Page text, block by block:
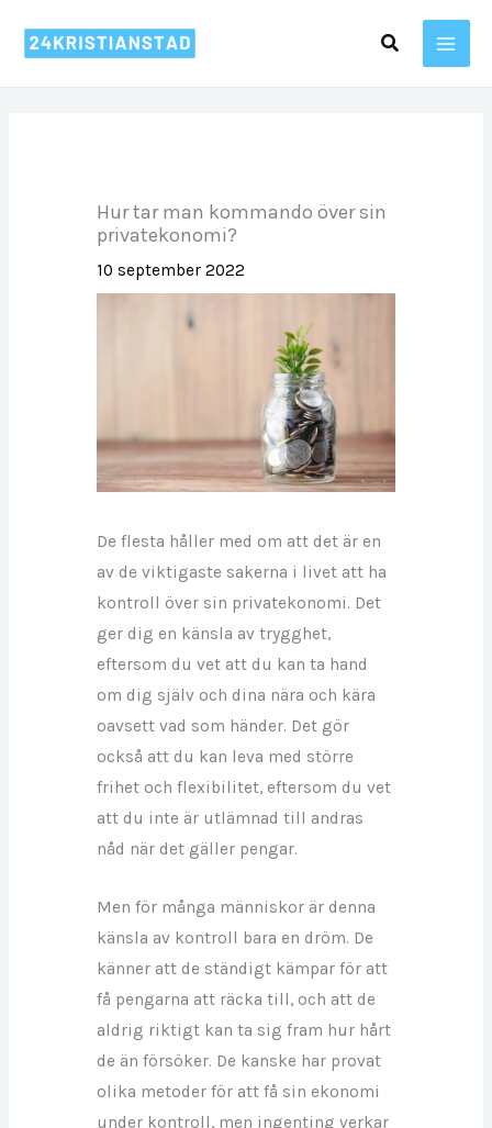
Sök
Hur tar man kommando över sin
privatekonomi?
10 september 2022
De flesta håller med om att det är en
av de viktigaste sakerna i livet att ha
kontroll över sin privatekonomi. Det
ger dig en känsla av trygghet,
eftersom du vet att du kan ta hand
om dig själv och dina nära och kära
oavsett vad som händer. Det gör
också att du kan leva med större
frihet och flexibilitet, eftersom du vet
att du inte är utlämnad till andras
nåd när det gäller pengar.
Men för många människor är denna
känsla av kontroll bara en dröm. De
känner att de ständigt kämpar för att
få pengarna att räcka till, och att de
aldrig riktigt kan ta sig fram hur hårt
de än försöker. De kanske har provat
olika metoder för att få sin ekonomi
under kontroll, men ingenting verkar